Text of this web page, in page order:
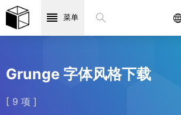
菜单
Grunge 字体风格下载
[ 9 项 ]